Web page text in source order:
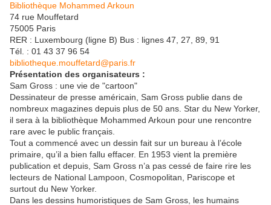
Bibliothèque Mohammed Arkoun
74 rue Mouffetard
75005 Paris
RER : Luxembourg (ligne B) Bus : lignes 47, 27, 89, 91
Tél. : 01 43 37 96 54
bibliotheque.mouffetard@paris.fr
Présentation des organisateurs :
Sam Gross : une vie de "cartoon"
Dessinateur de presse américain, Sam Gross publie dans de
nombreux magazines depuis plus de 50 ans. Star du New Yorker,
il sera à la bibliothèque Mohammed Arkoun pour une rencontre
rare avec le public français.
Tout a commencé avec un dessin fait sur un bureau à l’école
primaire, qu’il a bien fallu effacer. En 1953 vient la première
publication et depuis, Sam Gross n’a pas cessé de faire rire les
lecteurs de National Lampoon, Cosmopolitan, Pariscope et
surtout du New Yorker.
Dans les dessins humoristiques de Sam Gross, les humains